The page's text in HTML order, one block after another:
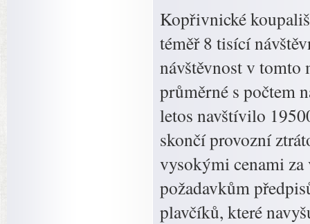
Kopřivnické
téměř 8 tisící
návštěvnost v tomto
průměrné s počtem
letos navštívilo
skončí provozní
vysokými cenami
požadavkům
plavčíků, které